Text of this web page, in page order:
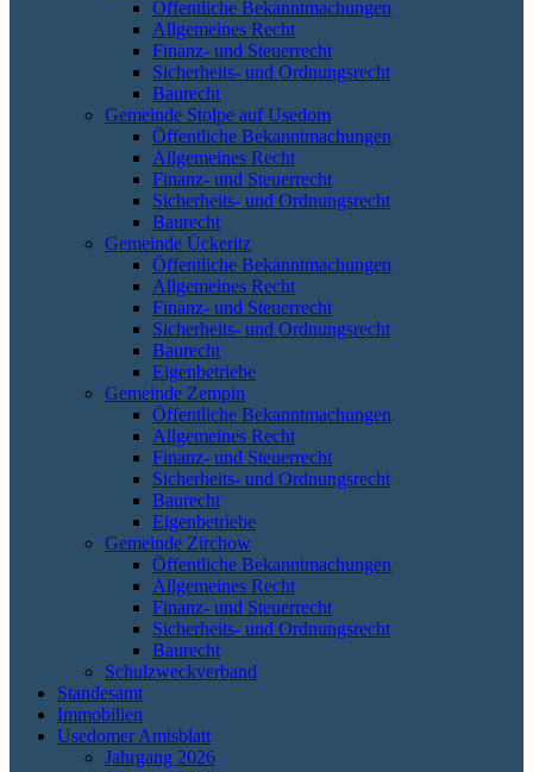
Öffentliche Bekanntmachungen
Allgemeines Recht
Finanz- und Steuerrecht
Sicherheits- und Ordnungsrecht
Baurecht
Gemeinde Stolpe auf Usedom
Öffentliche Bekanntmachungen
Allgemeines Recht
Finanz- und Steuerrecht
Sicherheits- und Ordnungsrecht
Baurecht
Gemeinde Ückeritz
Öffentliche Bekanntmachungen
Allgemeines Recht
Finanz- und Steuerrecht
Sicherheits- und Ordnungsrecht
Baurecht
Eigenbetriebe
Gemeinde Zempin
Öffentliche Bekanntmachungen
Allgemeines Recht
Finanz- und Steuerrecht
Sicherheits- und Ordnungsrecht
Baurecht
Eigenbetriebe
Gemeinde Zirchow
Öffentliche Bekanntmachungen
Allgemeines Recht
Finanz- und Steuerrecht
Sicherheits- und Ordnungsrecht
Baurecht
Schulzweckverband
Standesamt
Immobilien
Usedomer Amtsblatt
Jahrgang 2026